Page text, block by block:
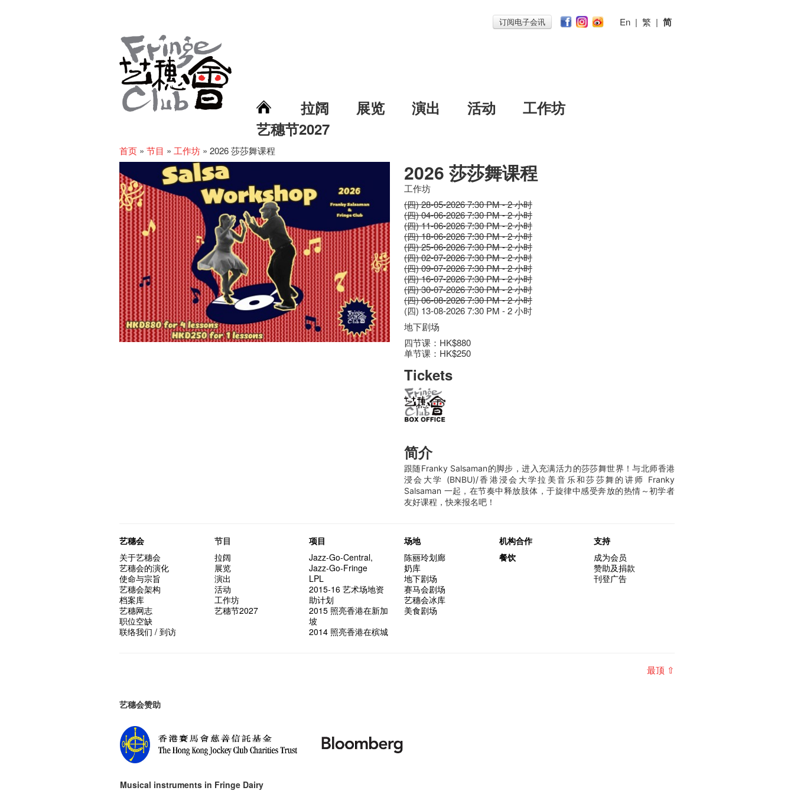
订阅电子会讯 En | 繁 | 简
拉阔 展览 演出 活动
工作坊
艺穗节2027
首页 » 节目 » 工作坊 » 2026 莎莎舞课程
2026 莎莎舞课程
工作坊
(四) 28-05-2026 7:30 PM - 2 小时
(四) 04-06-2026 7:30 PM - 2 小时
(四) 11-06-2026 7:30 PM - 2 小时
(四) 18-06-2026 7:30 PM - 2 小时
(四) 25-06-2026 7:30 PM - 2 小时
(四) 02-07-2026 7:30 PM - 2 小时
(四) 09-07-2026 7:30 PM - 2 小时
(四) 16-07-2026 7:30 PM - 2 小时
(四) 30-07-2026 7:30 PM - 2 小时
(四) 06-08-2026 7:30 PM - 2 小时
(四) 13-08-2026 7:30 PM - 2 小时
地下剧场
四节课：HK$880
单节课：HK$250
Tickets
简介
跟随Franky Salsaman的脚步，进入充满活力的莎莎舞世界！与北师香港
浸会大学 (BNBU)/香港浸会大学拉美音乐和莎莎舞的讲师 Franky
Salsaman 一起，在节奏中释放肢体，于旋律中感受奔放的热情～初学者
友好课程，快来报名吧！
艺穗会
关于艺穗会
艺穗会的演化
使命与宗旨
艺穗会架构
档案库
艺穗网志
职位空缺
联络我们 / 到访
节目
拉阔
展览
演出
活动
工作坊
艺穗节2027
项目
Jazz-Go-Central,
Jazz-Go-Fringe
LPL
2015-16 艺术场地资
助计划
2015 照亮香港在新加
坡
2014 照亮香港在槟城
场地
陈丽玲划廊
奶库
地下剧场
赛马会剧场
艺穗会冰库
美食剧场
机构合作
餐饮
支持
成为会员
赞助及捐款
刊登广告
最顶 ⇧
艺穗会赞助
Musical instruments in Fringe Dairy